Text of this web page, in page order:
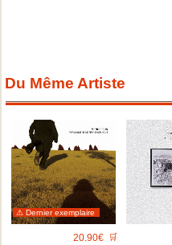
Du Même Artiste
⚠ Dernier exemplaire
20.90€ 🛒